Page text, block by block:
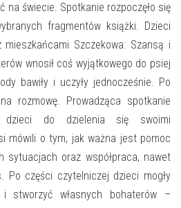
na świecie. Spotkanie rozpoczęło się
fragmentów książki. Dzieci
mieszkańcami Szczekowa: Szansą i
wnosił coś wyjątkowego do psiej
bawiły i uczyły jednocześnie. Po
rozmowę. Prowadząca spotkanie
dzieci do dzielenia się swoimi
mówili o tym, jak ważna jest pomoc
sytuacjach oraz współpraca, nawet
Po części czytelniczej dzieci mogły
stworzyć własnych bohaterów –